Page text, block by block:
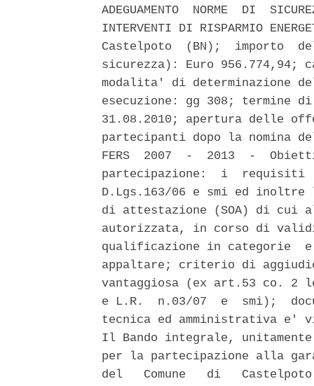
ADEGUAMENTO  NORME  DI
INTERVENTI DI RISPARMIO
Castelpoto  (BN);  importo
sicurezza): Euro
modalita' di determinazione
esecuzione: gg 308; termine
31.08.2010; apertura delle
partecipanti dopo la nomina
FERS  2007  -  2013  -
partecipazione:  i
D.Lgs.163/06 e smi ed
di attestazione (SOA) di cui
autorizzata, in corso di
qualificazione in categorie
appaltare; criterio di
vantaggiosa (ex art.53 co. 2
e L.R.  n.03/07  e  smi);
tecnica ed amministrativa e'
Il Bando integrale,
per la partecipazione alla
del   Comune   di